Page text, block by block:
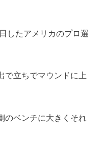
したアメリカのプロ選
で立ちでマウンドに上
のベンチに大きくそれ